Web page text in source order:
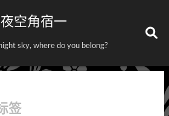
夜空角宿一
sky, where do you belong?
签